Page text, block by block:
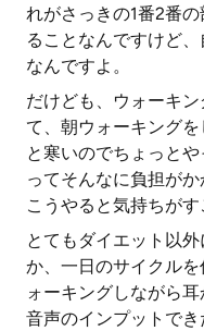
れがさっきの1番2番
ることなんですけど
なんですよ。
だけども、ウォーキ
て、朝ウォーキング
と寒いのでちょっと
ってそんなに負担が
こうやると気持ちがす
とてもダイエット以
か、一日のサイクル
ォーキングしながら
音声のインプットでき